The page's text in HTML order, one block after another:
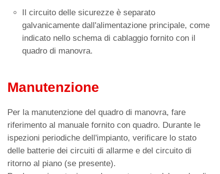
Il circuito delle sicurezze è separato
galvanicamente dall'alimentazione principale, come
indicato nello schema di cablaggio fornito con il
quadro di manovra.
Manutenzione
Per la manutenzione del quadro di manovra, fare
riferimento al manuale fornito con quadro. Durante le
ispezioni periodiche dell'impianto, verificare lo stato
delle batterie dei circuiti di allarme e del circuito di
ritorno al piano (se presente).